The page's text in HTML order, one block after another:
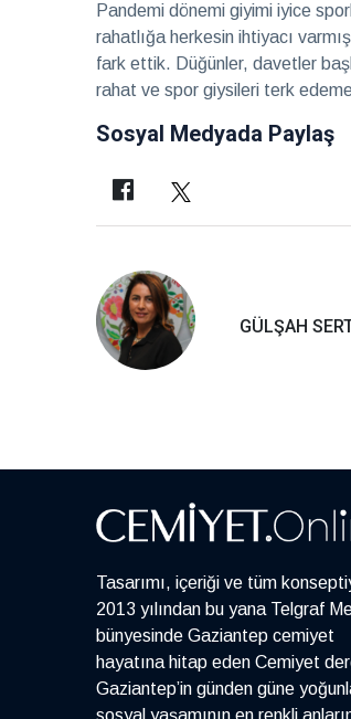
Pandemi dönemi giyimi iyice
rahatlığa herkesin ihtiyacı
fark ettik. Düğünler, davetler
rahat ve spor giysileri terk
Sosyal Medyada Paylaş
GÜLŞAH
Tasarımı, içeriği ve tüm
2013 yılından bu yana Telgraf
bünyesinde Gaziantep cemiyet
hayatına hitap eden Cemiyet
Gaziantep’in günden güne
sosyal yaşamının en renkli